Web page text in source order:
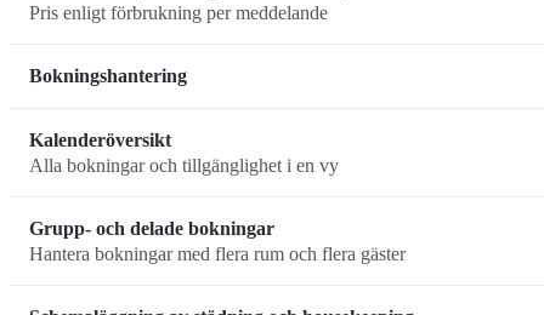
Pris enligt förbrukning per meddelande
Bokningshantering
Kalenderöversikt
Alla bokningar och tillgänglighet i en vy
Grupp- och delade bokningar
Hantera bokningar med flera rum och flera gäster